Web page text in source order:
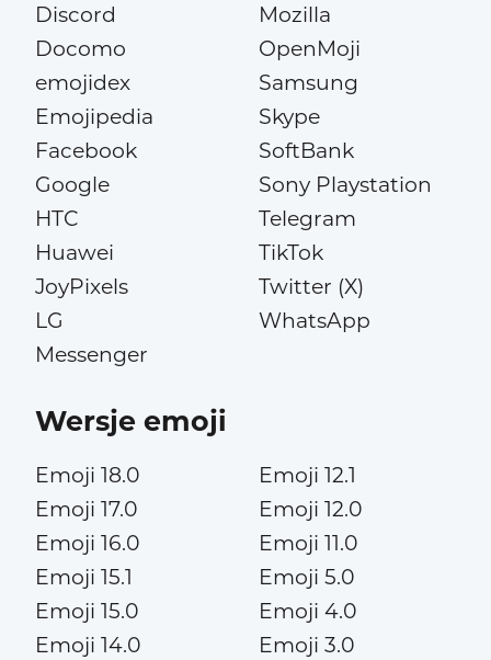
Discord
Docomo
emojidex
Emojipedia
Facebook
Google
HTC
Huawei
JoyPixels
LG
Messenger
Mozilla
OpenMoji
Samsung
Skype
SoftBank
Sony Playstation
Telegram
TikTok
Twitter (X)
WhatsApp
Wersje emoji
Emoji 18.0
Emoji 17.0
Emoji 16.0
Emoji 15.1
Emoji 15.0
Emoji 14.0
Emoji 12.1
Emoji 12.0
Emoji 11.0
Emoji 5.0
Emoji 4.0
Emoji 3.0